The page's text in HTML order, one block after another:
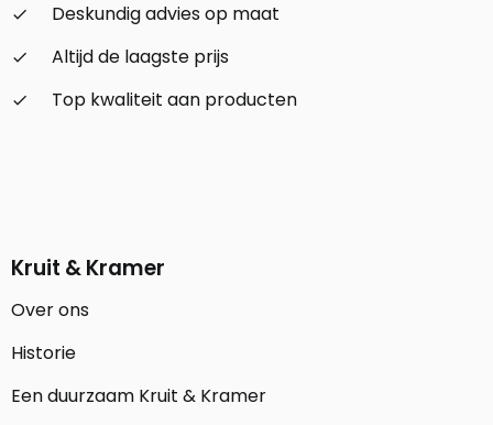
check_small
Deskundig advies op maat
check_small
Altijd de laagste prijs
check_small
Top kwaliteit aan producten
Kruit & Kramer
Over ons
Historie
Een duurzaam Kruit & Kramer